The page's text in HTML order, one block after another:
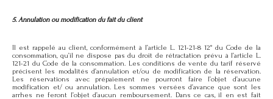
5. Annulation ou modification du fait du client
Il est rappelé au client, conformément à l’article L. 121-21-8 12° du Code de la
consommation, qu’il ne dispose pas du droit de rétractation prévu à l’article L.
121-21 du Code de la consommation. Les conditions de vente du tarif réservé
précisent les modalités d’annulation et/ou de modification de la réservation.
Les réservations avec prépaiement ne pourront faire l’objet d’aucune
modification et/ ou annulation. Les sommes versées d’avance que sont les
arrhes ne feront l’objet d’aucun remboursement. Dans ce cas, il en est fait